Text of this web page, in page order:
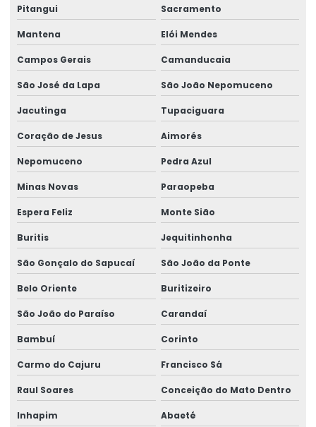
Rótulo Termo Transferência Para Impressão
Rótulos Adesivos
Rótulos Adesivos Com Acabamento Fosco
Rótulos Adesivos Com Alta Resistência
Rótulos Adesivos Com Cola Removível
Rótulos Adesivos Com Proteção Uv
Rótulos Adesivos Couchê Brilho
Rótulos Adesivos De Segurança
Rótulos Adesivos Em Bopp Transparente
Rótulos Adesivos Em Diferentes Formatos
Rótulos Adesivos Em Diferentes Medidas
Rótulos Adesivos Metalizados
Rótulos Adesivos Para Alimentos
Rótulos Adesivos Para Cosméticos
Pitangui Sacramento
Mantena Elói Mendes
Campos Gerais Camanducaia
São José da Lapa São João Nepomuceno
Jacutinga Tupaciguara
Coração de Jesus Aimorés
Nepomuceno Pedra Azul
Minas Novas Paraopeba
Espera Feliz Monte Sião
Buritis Jequitinhonha
São Gonçalo do Sapucaí São João da Ponte
Belo Oriente Buritizeiro
São João do Paraíso Carandaí
Bambuí Corinto
Carmo do Cajuru Francisco Sá
Raul Soares Conceição do Mato Dentro
Inhapim Abaeté